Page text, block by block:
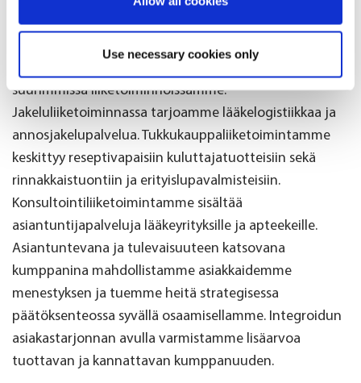
Identify your device by actively scanning it for
specific characteristics (fingerprinting)
Find out more about how your personal data is processed
and set your preferences in thedetails section.
We use cookies to offer you a better user experience,
analyse traffic and for advertising. You may change your
preferences below or at any time later.
Use necessary cookies only
Strategian avulla vahvistamme arvonluontia
suurimmissa liiketoiminnoissamme.
Jakeluliiketoiminnassa tarjoamme lääkelogistiikkaa ja
annosjakelupalvelua. Tukkukauppaliiketoimintamme
keskittyy reseptivapaisiin kuluttajatuotteisiin sekä
rinnakkaistuontiin ja erityislupavalmisteisiin.
Konsultointiliiketoimintamme sisältää
asiantuntijapalveluja lääkeyrityksille ja apteekeille.
Asiantuntevana ja tulevaisuuteen katsovana
kumppanina mahdollistamme asiakkaidemme
menestyksen ja tuemme heitä strategisessa
päätöksenteossa syvällä osaamisellamme. Integroidun
asiakastarjonnan avulla varmistamme lisäarvoa
tuottavan ja kannattavan kumppanuuden.